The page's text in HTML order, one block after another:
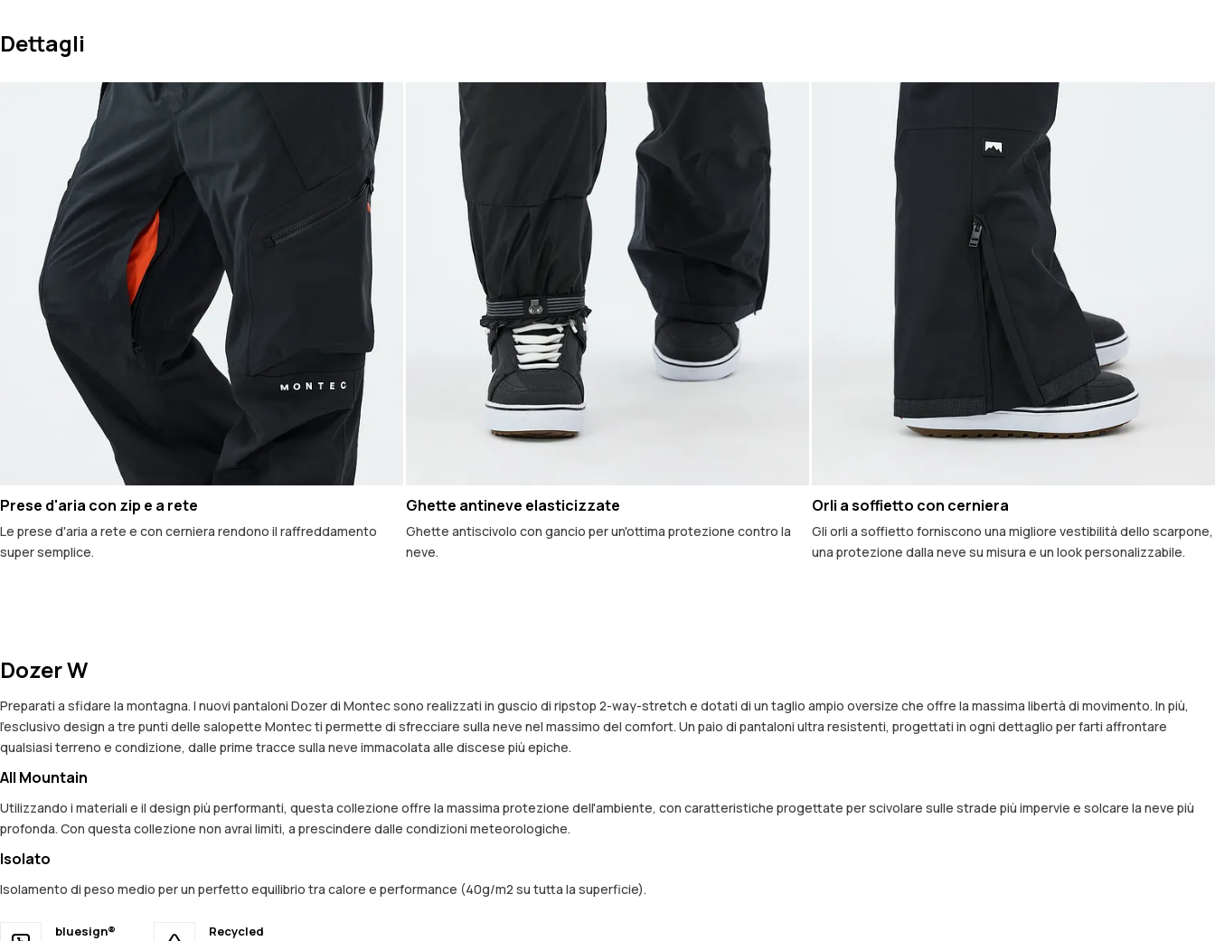
Dettagli
Prese d'aria con zip e a rete
Le prese d'aria a rete e con cerniera rendono il raffreddamento
super semplice.
Ghette antineve elasticizzate
Ghette antiscivolo con gancio per un'ottima protezione contro la
neve.
Orli a soffietto con cerniera
Gli orli a soffietto forniscono una migliore vestibilità dello scarpone,
una protezione dalla neve su misura e un look personalizzabile.
Dozer W
Preparati a sfidare la montagna. I nuovi pantaloni Dozer di Montec sono realizzati in guscio di ripstop 2-way-stretch e dotati di un taglio ampio oversize che offre la massima libertà di movimento. In più,
l’esclusivo design a tre punti delle salopette Montec ti permette di sfrecciare sulla neve nel massimo del comfort. Un paio di pantaloni ultra resistenti, progettati in ogni dettaglio per farti affrontare
qualsiasi terreno e condizione, dalle prime tracce sulla neve immacolata alle discese più epiche.
All Mountain
Utilizzando i materiali e il design più performanti, questa collezione offre la massima protezione dell'ambiente, con caratteristiche progettate per scivolare sulle strade più impervie e solcare la neve più
profonda. Con questa collezione non avrai limiti, a prescindere dalle condizioni meteorologiche.
Isolato
Isolamento di peso medio per un perfetto equilibrio tra calore e performance (40g/m2 su tutta la superficie).
bluesign®
Recycled